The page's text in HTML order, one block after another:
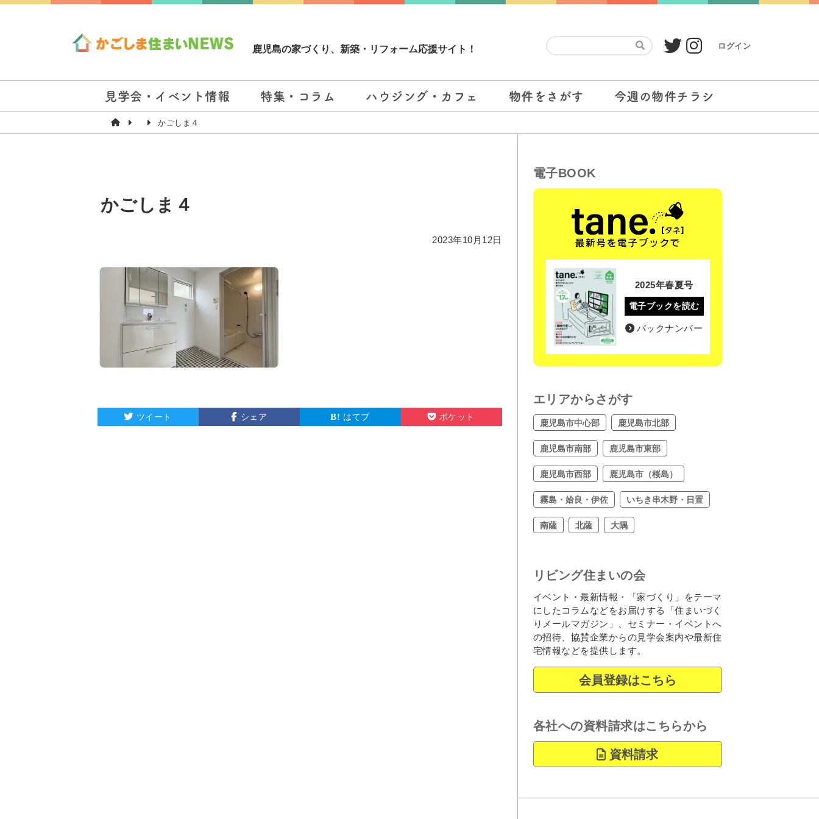
鹿児島の家づくり、新築・リフォーム応援サイト！ ログイン
見学会・イベント情報 特集・コラム ハウジング・カフェ 物件をさがす 今週の物件チラシ
かごしま４
かごしま４
2023年10月12日
ツイート シェア はてブ ポケット
電子BOOK
2025年春夏号
電子ブックを読む
バックナンバー
エリアからさがす
鹿児島市中心部 鹿児島市北部
鹿児島市南部 鹿児島市東部
鹿児島市西部 鹿児島市（桜島）
霧島・姶良・伊佐 いちき串木野・日置
南薩 北薩 大隅
リビング住まいの会
イベント・最新情報・「家づくり」をテーマ
にしたコラムなどをお届けする「住まいづく
りメールマガジン」、セミナー・イベントへ
の招待、協賛企業からの見学会案内や最新住
宅情報などを提供します。
会員登録はこちら
各社への資料請求はこちらから
資料請求